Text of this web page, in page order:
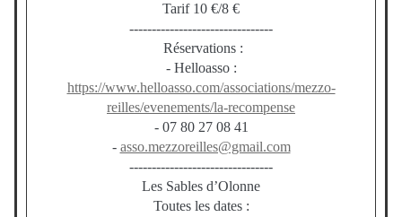
Tarif 10 €/8 €
--------------------------------
Réservations :
- Helloasso :
https://www.helloasso.com/associations/mezzo-
reilles/evenements/la-recompense
- 07 80 27 08 41
- asso.mezzoreilles@gmail.com
--------------------------------
Les Sables d’Olonne
Toutes les dates :